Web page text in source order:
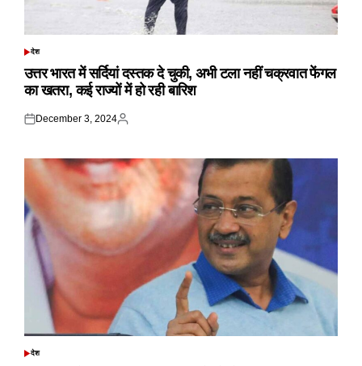
POSTED
देश
उत्तर भारत में सर्दियां दस्तक दे चुकी, अभी टला नहीं चक्रवात फेंगल
का खतरा, कई राज्यों में हो रही बारिश
Posted
December 3, 2024
Posted
POSTED
देश